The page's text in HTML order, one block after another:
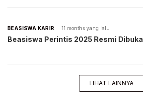
BEASISWA KARIR 11 months yang lalu
Beasiswa Perintis 2025 Resmi Dibuka
LIHAT LAINNYA